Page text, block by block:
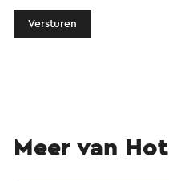
Versturen
Meer van